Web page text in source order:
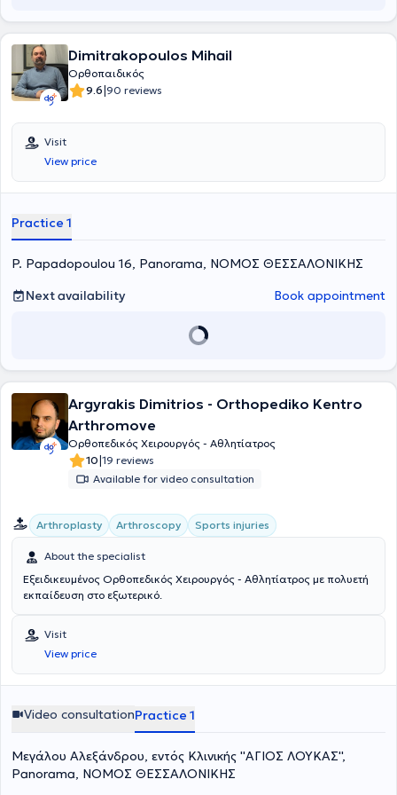
Dimitrakopoulos Mihail
Ορθοπαιδικός
9.6|90 reviews
Visit
View price
Practice 1
P. Papadopoulou 16, Panorama, ΝΟΜΟΣ ΘΕΣΣΑΛΟΝΙΚΗΣ
Next availability
Book appointment
Argyrakis Dimitrios - Orthopediko Kentro
Arthromove
Ορθοπεδικός Χειρουργός - Αθλητίατρος
10|19 reviews
Available for video consultation
Arthroplasty Arthroscopy Sports injuries
About the specialist
Εξειδικευμένος Ορθοπεδικός Χειρουργός - Αθλητίατρος με πολυετή
εκπαίδευση στο εξωτερικό.
Visit
View price
Video consultationPractice 1
Μεγάλου Αλεξάνδρου, εντός Κλινικής ''ΑΓΙΟΣ ΛΟΥΚΑΣ'',
Panorama, ΝΟΜΟΣ ΘΕΣΣΑΛΟΝΙΚΗΣ